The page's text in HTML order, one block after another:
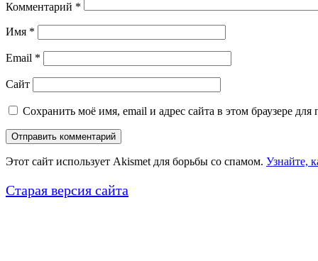
Комментарий *
Имя *
Email *
Сайт
Сохранить моё имя, email и адрес сайта в этом браузере
Этот сайт использует Akismet для борьбы со спамом. Узнайте,
Старая версия сайта